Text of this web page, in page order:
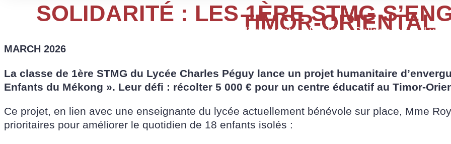
L’établissement École Collège Lycée
SOLIDARITÉ : LES 1ÈRE STMG
TIMOR-ORIENTAL
MARCH 2026
La classe de 1ère STMG du Lycée Charles Péguy lance un projet humanitaire
Enfants du Mékong ». Leur défi : récolter 5 000 € pour un centre éducatif au Timor-
Ce projet, en lien avec une enseignante du lycée actuellement bénévole sur place, Mme
prioritaires pour améliorer le quotidien de 18 enfants isolés :